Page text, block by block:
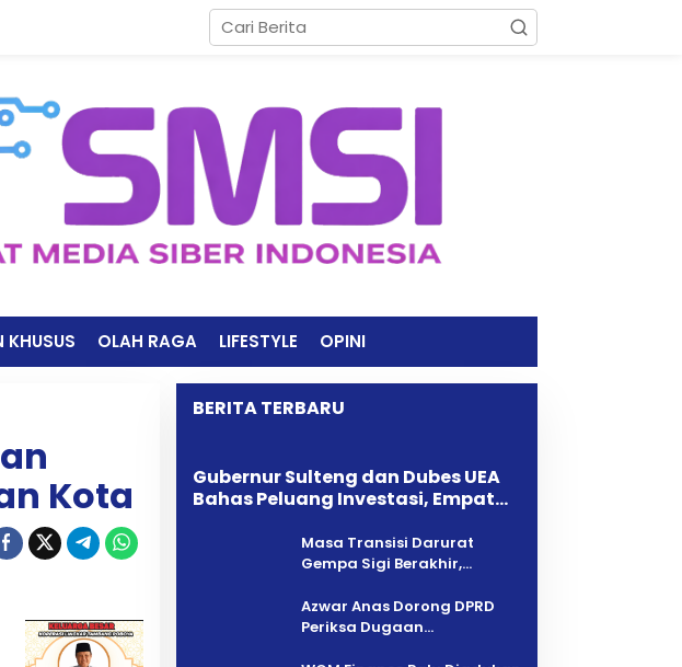
KHUSUS OLAH RAGA LIFESTYLE OPINI
Kota
BERITA TERBARU
Gubernur Sulteng dan Dubes UEA
Bahas Peluang Investasi, Empat
Masa Transisi Darurat
Gempa Sigi Berakhir,
Percepatan Pemulihan
Azwar Anas Dorong DPRD
Periksa Dugaan